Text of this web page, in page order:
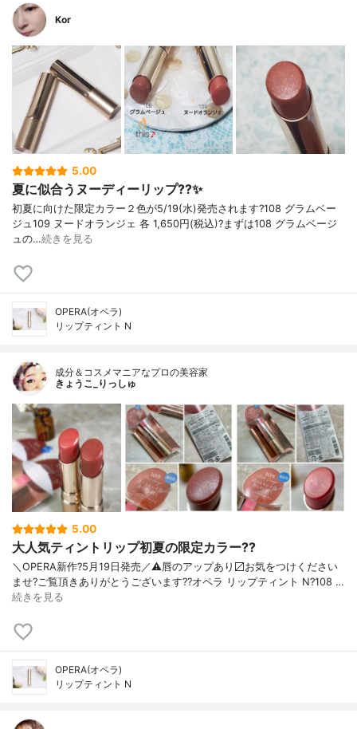
Kor
5.00
夏に似合うヌーディーリップ??✨
初夏に向けた限定カラー２色が5/19(水)発売されます?108 グラムベー
ジュ109 ヌードオランジェ 各 1,650円(税込)?まずは108 グラムベージ
ュの…続きを見る
OPERA(オペラ)
リップティント N
成分＆コスメマニアなプロの美容家
きょうこ_りっしゅ
5.00
大人気ティントリップ初夏の限定カラー??
＼OPERA新作?5月19日発売／ ⚠️唇のアップあり〼 お気をつけください
ませ? ご覧頂きありがとうございます? ?オペラ リップティント N ?108 …
続きを見る
OPERA(オペラ)
リップティント N